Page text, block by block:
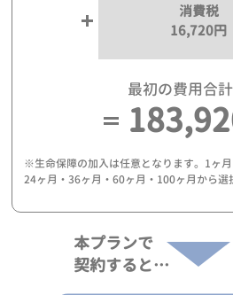
消費税
16,720円
最初の費用合計
※生命保障の加入は任意となります。1ヶ
24ヶ月・36ヶ月・60ヶ月・100ヶ月から選
本プランで
契約すると…